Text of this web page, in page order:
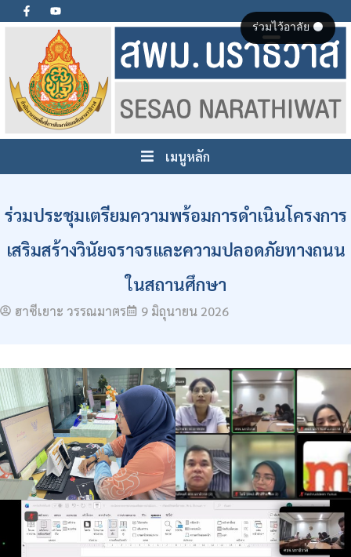
เมนูหลัก
ร่วมประชุมเตรียมความพร้อมการดำเนินโครงการ
เสริมสร้างวินัยจราจรและความปลอดภัยทางถนน
ในสถานศึกษา
ฮาซีเยาะ วรรณมาตร 9 มิถุนายน 2026
ร่วมไว้อาลัย ⚫